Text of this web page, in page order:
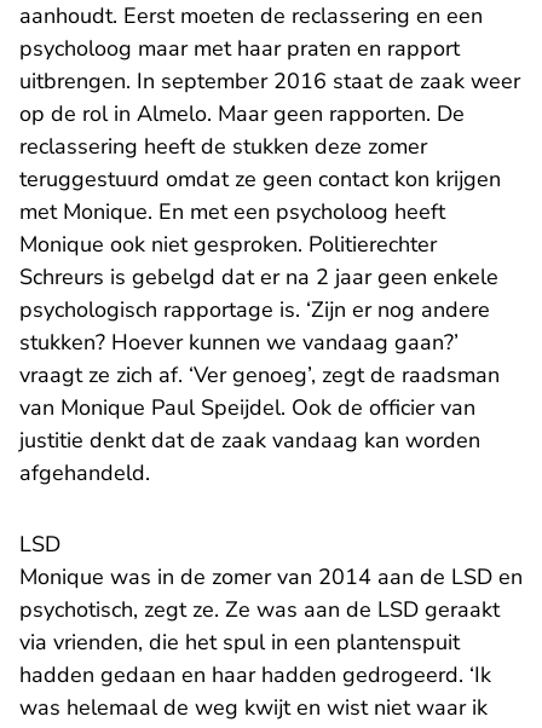
aanhoudt. Eerst moeten de reclassering en een
psycholoog maar met haar praten en rapport
uitbrengen. In september 2016 staat de zaak weer
op de rol in Almelo. Maar geen rapporten. De
reclassering heeft de stukken deze zomer
teruggestuurd omdat ze geen contact kon krijgen
met Monique. En met een psycholoog heeft
Monique ook niet gesproken. Politierechter
Schreurs is gebelgd dat er na 2 jaar geen enkele
psychologisch rapportage is. ‘Zijn er nog andere
stukken? Hoever kunnen we vandaag gaan?’
vraagt ze zich af. ‘Ver genoeg’, zegt de raadsman
van Monique Paul Speijdel. Ook de officier van
justitie denkt dat de zaak vandaag kan worden
afgehandeld.
LSD
Monique was in de zomer van 2014 aan de LSD en
psychotisch, zegt ze. Ze was aan de LSD geraakt
via vrienden, die het spul in een plantenspuit
hadden gedaan en haar hadden gedrogeerd. ‘Ik
was helemaal de weg kwijt en wist niet waar ik